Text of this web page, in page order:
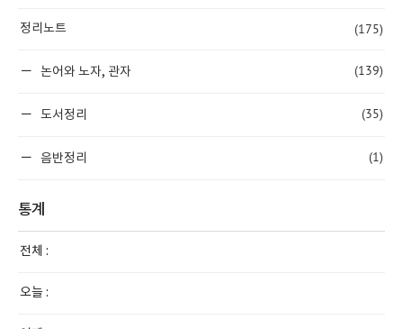
정리노트 (175)
논어와 노자, 관자 (139)
도서정리 (35)
음반정리 (1)
통계
전체 :
오늘 :